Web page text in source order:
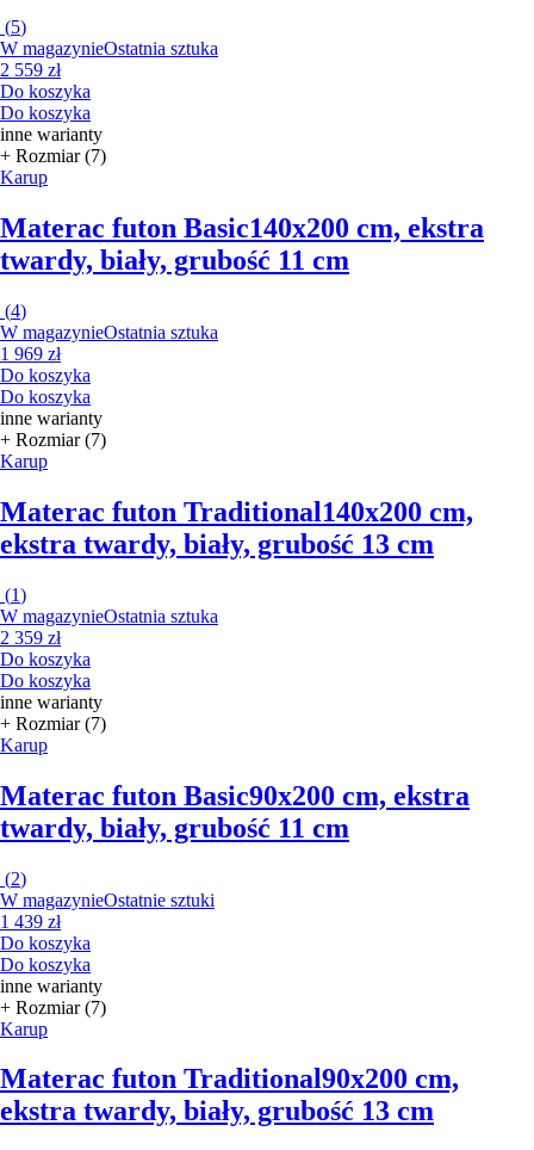
(5)
W magazynieOstatnia sztuka
2 559 zł
Do koszyka
Do koszyka
inne warianty
+ Rozmiar (7)
Karup
Materac futon Basic140x200 cm, ekstra
twardy, biały, grubość 11 cm
(4)
W magazynieOstatnia sztuka
1 969 zł
Do koszyka
Do koszyka
inne warianty
+ Rozmiar (7)
Karup
Materac futon Traditional140x200 cm,
ekstra twardy, biały, grubość 13 cm
(1)
W magazynieOstatnia sztuka
2 359 zł
Do koszyka
Do koszyka
inne warianty
+ Rozmiar (7)
Karup
Materac futon Basic90x200 cm, ekstra
twardy, biały, grubość 11 cm
(2)
W magazynieOstatnie sztuki
1 439 zł
Do koszyka
Do koszyka
inne warianty
+ Rozmiar (7)
Karup
Materac futon Traditional90x200 cm,
ekstra twardy, biały, grubość 13 cm